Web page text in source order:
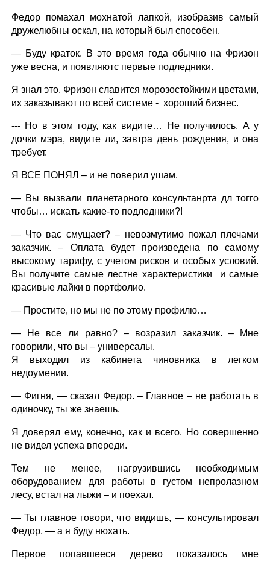
Федор помахал мохнатой лапкой, изобразив самый
дружелюбны оскал, на который был способен.
— Буду краток. В это время года обычно на Фризон
уже весна, и появляютс первые подледники.
Я знал это. Фризон славится морозостойкими цветами,
их заказывают по всей системе - хороший бизнес.
--- Но в этом году, как видите… Не получилось. А у
дочки мэра, видите ли, завтра день рождения, и она
требует.
Я ВСЕ ПОНЯЛ – и не поверил ушам.
— Вы вызвали планетарного консультанрта дл тогго
чтобы… искать какие-то подледники?!
— Что вас смущает? – невозмутимо пожал плечами
заказчик. – Оплата будет произведена по самому
высокому тарифу, с учетом рисков и особых условий.
Вы получите самые лестне характеристики и самые
красивые лайки в портфолио.
— Простите, но мы не по этому профилю…
— Не все ли равно? – возразил заказчик. – Мне
говорили, что вы – универсалы.
Я выходил из кабинета чиновника в легком
недоумении.
— Фигня, — сказал Федор. – Главное – не работать в
одиночку, ты же знаешь.
Я доверял ему, конечно, как и всего. Но совершенно
не видел успеха впереди.
Тем не менее, нагрузившись необходимым
оборудованием для работы в густом непролазном
лесу, встал на лыжи – и поехал.
— Ты главное говори, что видишь, — консультировал
Федор, — а я буду нюхать.
Первое попавшееся дерево показалось мне